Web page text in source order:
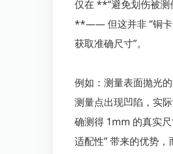
仅在 **“避免划伤被测
**—— 但这并非 “铜卡
获取准确尺寸”。
例如：测量表面抛光
测量点出现凹陷，实
确测得 1mm 的真实
适配性” 带来的优势，